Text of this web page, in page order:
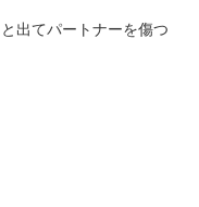
出てパートナーを傷つ